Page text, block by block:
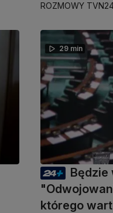
ROZMOWY
29 min
Będzie
którego